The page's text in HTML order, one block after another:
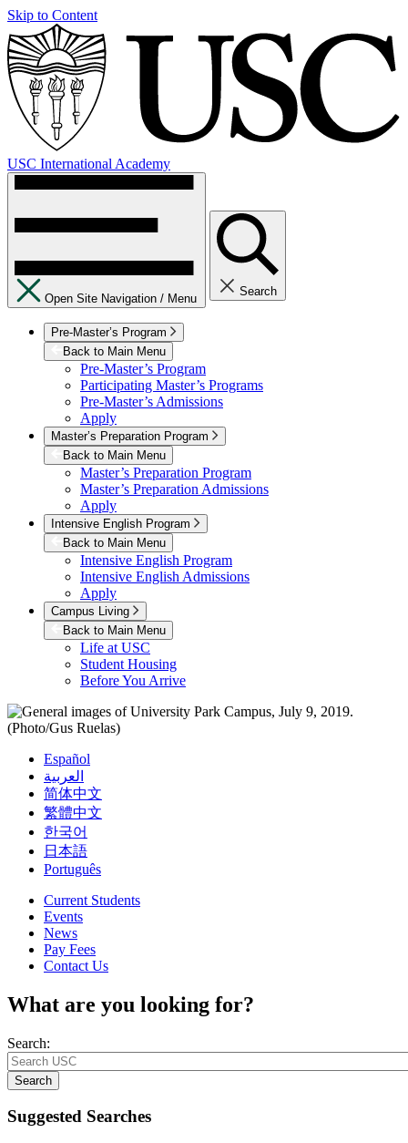
Skip to Content
USC International Academy
Open Site Navigation / Menu
Search
Pre-Master’s Program
Back to Main Menu
Pre-Master’s Program
Participating Master’s Programs
Pre-Master’s Admissions
Apply
Master’s Preparation Program
Back to Main Menu
Master’s Preparation Program
Master’s Preparation Admissions
Apply
Intensive English Program
Back to Main Menu
Intensive English Program
Intensive English Admissions
Apply
Campus Living
Back to Main Menu
Life at USC
Student Housing
Before You Arrive
Español
العربية
简体中文
繁體中文
한국어
日本語
Português
Current Students
Events
News
Pay Fees
Contact Us
What are you looking for?
Search:
Search
Suggested Searches